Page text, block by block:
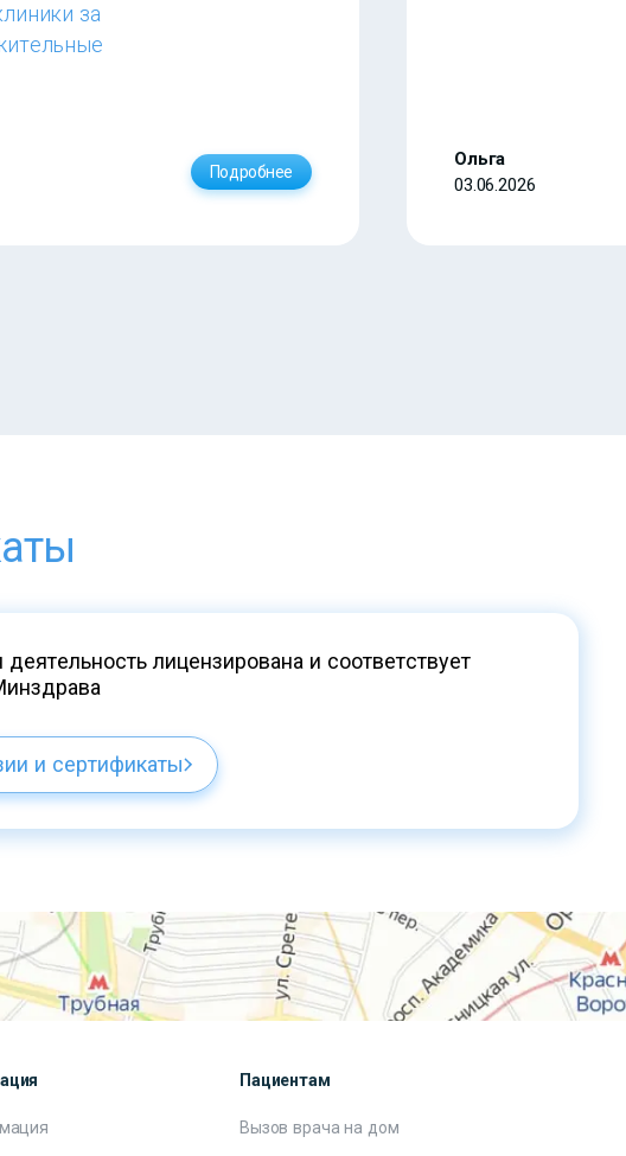
за
Подробнее
Ольга
03.06.2026
лицензирована и соответствует
и сертификаты
Пациентам
Вызов врача на дом